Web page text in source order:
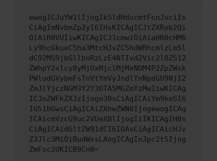
ewogICJuYW1lIjogIk5ldHdvcmtFcnJvciIs
CiAgImNvbmZpZyI6IHsKICAgICJtZXRob2Qi
OiAiR0VUIiwKICAgICJ1cmwiOiAiaHR0cHM6
Ly9hcGkueC5ha3MtcHJvZC5hdWRhcmlzLm5l
dC92MS9jbGllbnRzLzE4NTIvd2Vic2l0ZS12
ZWhpY2xlcy8yMjUxMjclMjMxNDM4P2ZpZWxk
PWludGVybmFsTnVtYmVyJndlYnNpdGU9NjI2
ZmJlYjczNGM3Y2Y3OTA5MGZmYzMwIiwKICAg
ICJoZWFkZXJzIjoge30sCiAgICAiYm9keSI6
IG51bGwsCiAgICAiZXhwZWN0IjogewogICAg
ICAicmVzcG9uc2VUeXBlIjogIiIKICAgIH0s
CiAgICAidGltZW91dCI6IDAsCiAgICAicHJv
Z3Jlc3MiOiBudWxsLAogICAgInJpc2t5Ijog
ZmFsc2UKICB9Cn0=